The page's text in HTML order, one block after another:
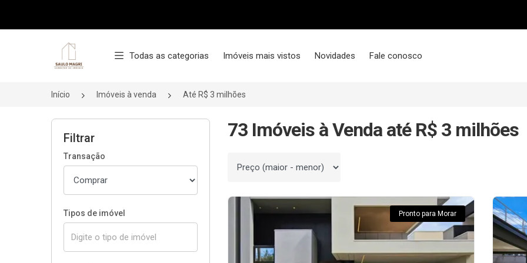
Página inicial
Todas as categorias Imóveis mais vistos Novidades Fale conosco
Início Imóveis à venda Até R$ 3 milhões
Filtrar
Transação
Tipos de imóvel
73 Imóveis à Venda até R$ 3 milhões
Ordenar por
Pronto para Morar